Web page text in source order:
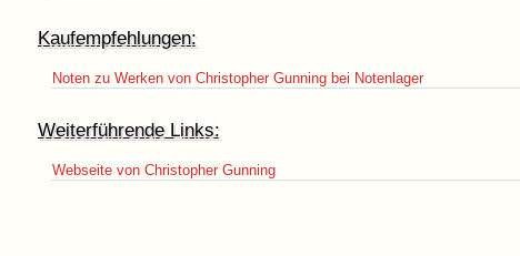
Kaufempfehlungen:
Noten zu Werken von Christopher Gunning bei Notenlager
Weiterführende Links:
Webseite von Christopher Gunning